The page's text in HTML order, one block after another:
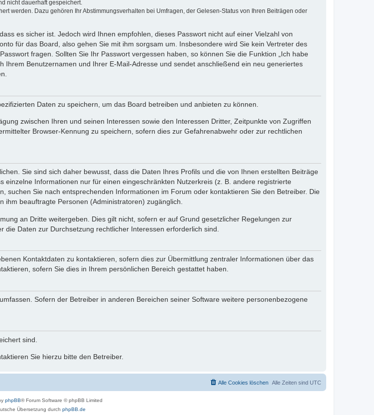
nicht dauerhaft gespeichert.
werden. Dazu gehören Ihr Abstimmungsverhalten bei Umfragen, der Gelesen-Status von Ihren Beiträgen oder
es sicher ist. Jedoch wird Ihnen empfohlen, dieses Passwort nicht auf einer Vielzahl von
für das Board, also gehen Sie mit ihm sorgsam um. Insbesondere wird Sie kein Vertreter des
fragen. Sollten Sie Ihr Passwort vergessen haben, so können Sie die Funktion „Ich habe
Ihrem Benutzernamen und Ihrer E-Mail-Adresse und sendet anschließend ein neu generiertes
Daten zu speichern, um das Board betreiben und anbieten zu können.
zwischen Ihren und seinen Interessen sowie den Interessen Dritter, Zeitpunkte von Zugriffen
Browser-Kennung zu speichern, sofern dies zur Gefahrenabwehr oder zur rechtlichen
Sie sind sich daher bewusst, dass die Daten Ihres Profils und die von Ihnen erstellten Beiträge
Informationen nur für einen eingeschränkten Nutzerkreis (z. B. andere registrierte
suchen Sie nach entsprechenden Informationen im Forum oder kontaktieren Sie den Betreiber. Die
beauftragte Personen (Administratoren) zugänglich.
an Dritte weitergeben. Dies gilt nicht, sofern er auf Grund gesetzlicher Regelungen zur
Daten zur Durchsetzung rechtlicher Interessen erforderlich sind.
Kontaktdaten zu kontaktieren, sofern dies zur Übermittlung zentraler Informationen über das
sofern Sie dies in Ihrem persönlichen Bereich gestattet haben.
Sofern der Betreiber in anderen Bereichen seiner Software weitere personenbezogene
sind.
Sie hierzu bitte den Betreiber.
Alle Zeiten sind UTC
Alle Cookies löschen
phpBB® Forum Software © phpBB Limited
Übersetzung durch phpBB.de